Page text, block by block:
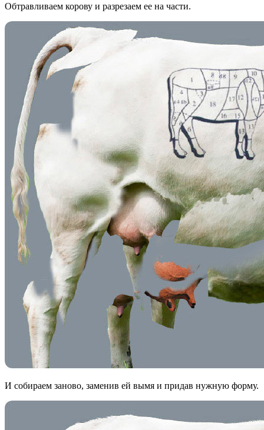
Обтравливаем корову и разрезаем ее на части.
И собираем заново, заменив ей вымя и придав нужную форму.